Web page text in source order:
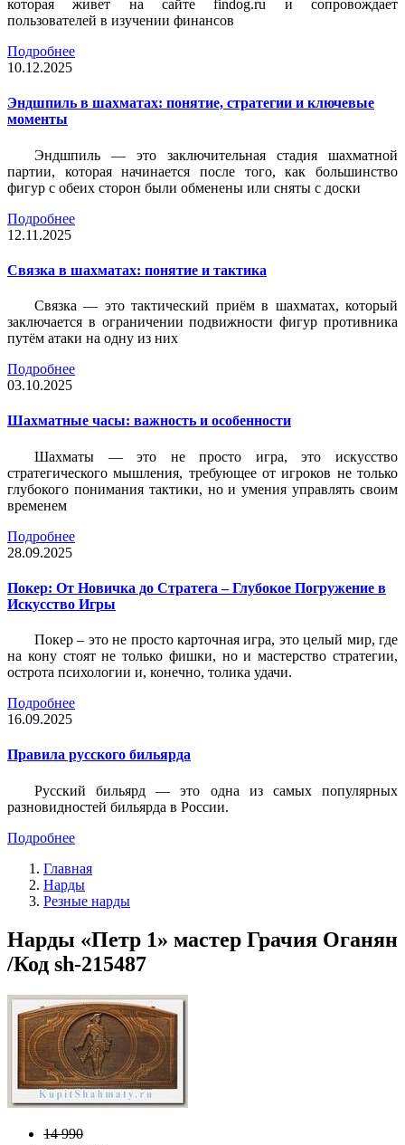
которая живет на сайте findog.ru и сопровождает
пользователей в изучении финансов
Подробнее
10.12.2025
Эндшпиль в шахматах: понятие, стратегии и ключевые
моменты
Эндшпиль — это заключительная стадия шахматной
партии, которая начинается после того, как большинство
фигур с обеих сторон были обменены или сняты с доски
Подробнее
12.11.2025
Связка в шахматах: понятие и тактика
Связка — это тактический приём в шахматах, который
заключается в ограничении подвижности фигур противника
путём атаки на одну из них
Подробнее
03.10.2025
Шахматные часы: важность и особенности
Шахматы — это не просто игра, это искусство
стратегического мышления, требующее от игроков не только
глубокого понимания тактики, но и умения управлять своим
временем
Подробнее
28.09.2025
Покер: От Новичка до Стратега – Глубокое Погружение в
Искусство Игры
Покер – это не просто карточная игра, это целый мир, где
на кону стоят не только фишки, но и мастерство стратегии,
острота психологии и, конечно, толика удачи.
Подробнее
16.09.2025
Правила русского бильярда
Русский бильярд — это одна из самых популярных
разновидностей бильярда в России.
Подробнее
Главная
Нарды
Резные нарды
Нарды «Петр 1» мастер Грачия Оганян
/Код sh-215487
14 990